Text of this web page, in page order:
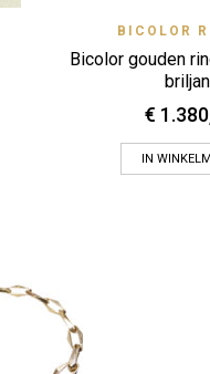
Zet op verlanglijstje
BICOLOR
Bicolor gouden
€
IN